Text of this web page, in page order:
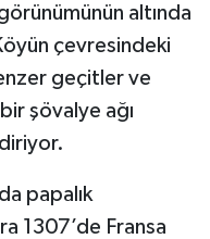
altında
çevresindeki
geçitler ve
şövalye ağı
papalık
1307’de Fransa